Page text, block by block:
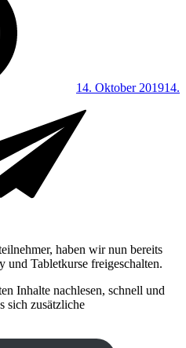
14. Oktober 201914.
haben wir nun bereits
und Tabletkurse freigeschalten.
Inhalte nachlesen, schnell und
sich zusätzliche